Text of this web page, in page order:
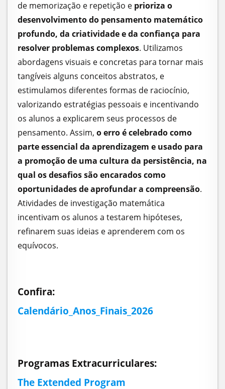
de memorização e repetição e prioriza o
desenvolvimento do pensamento matemático
profundo, da criatividade e da confiança para
resolver problemas complexos. Utilizamos
abordagens visuais e concretas para tornar mais
tangíveis alguns conceitos abstratos, e
estimulamos diferentes formas de raciocínio,
valorizando estratégias pessoais e incentivando
os alunos a explicarem seus processos de
pensamento. Assim, o erro é celebrado como
parte essencial da aprendizagem e usado para
a promoção de uma cultura da persistência, na
qual os desafios são encarados como
oportunidades de aprofundar a compreensão.
Atividades de investigação matemática
incentivam os alunos a testarem hipóteses,
refinarem suas ideias e aprenderem com os
equívocos.
Confira:
Calendário_Anos_Finais_2026
Programas Extracurriculares:
The Extended Program